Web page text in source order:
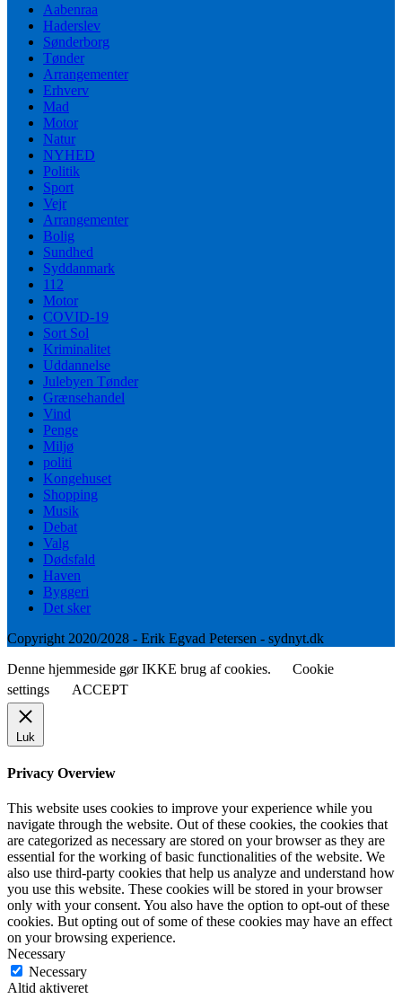
Aabenraa
Haderslev
Sønderborg
Tønder
Arrangementer
Erhverv
Mad
Motor
Natur
NYHED
Politik
Sport
Vejr
Arrangementer
Bolig
Sundhed
Syddanmark
112
Motor
COVID-19
Sort Sol
Kriminalitet
Uddannelse
Julebyen Tønder
Grænsehandel
Vind
Penge
Miljø
politi
Kongehuset
Shopping
Musik
Debat
Valg
Dødsfald
Haven
Byggeri
Det sker
Copyright 2020/2028 - Erik Egvad Petersen - sydnyt.dk
Denne hjemmeside gør IKKE brug af cookies.
Cookie
settings
ACCEPT
Luk
Privacy Overview
This website uses cookies to improve your experience while you
navigate through the website. Out of these cookies, the cookies that
are categorized as necessary are stored on your browser as they are
essential for the working of basic functionalities of the website. We
also use third-party cookies that help us analyze and understand how
you use this website. These cookies will be stored in your browser
only with your consent. You also have the option to opt-out of these
cookies. But opting out of some of these cookies may have an effect
on your browsing experience.
Necessary
Necessary
Altid aktiveret